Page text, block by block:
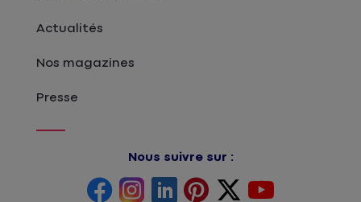
Actualités
Nos magazines
Presse
Nous suivre sur :